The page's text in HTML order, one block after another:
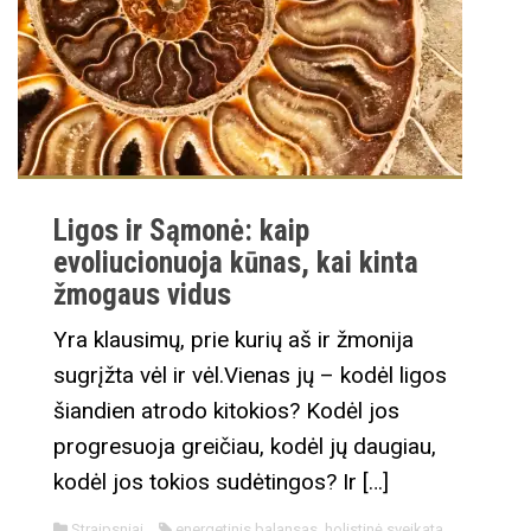
Ligos ir Sąmonė: kaip
evoliucionuoja kūnas, kai kinta
žmogaus vidus
Yra klausimų, prie kurių aš ir žmonija
sugrįžta vėl ir vėl.Vienas jų – kodėl ligos
šiandien atrodo kitokios? Kodėl jos
progresuoja greičiau, kodėl jų daugiau,
kodėl jos tokios sudėtingos? Ir […]